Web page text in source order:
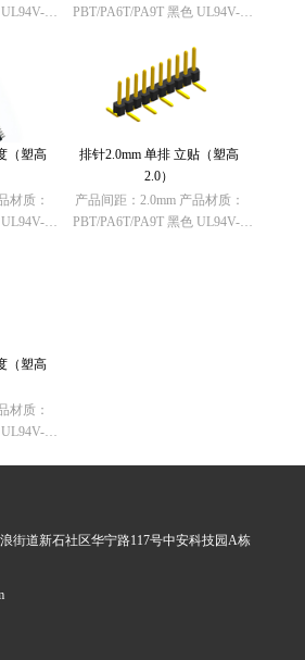
0
合
法
PBT/PA6T/PA9T 黑色 UL94V-0
(2011/65/EU)要求 欧盟REACH法
规：不含有REACH SVHC(1907/
……
（塑高
材质：
0
法
排针2.0mm 单排 立贴（塑高
2.0）
产品间距：2.0mm 产品材质：
PBT/PA6T/PA9T 黑色 UL94V-0
（塑高
材质：
0
法
街道新石社区华宁路117号中安科技园A栋